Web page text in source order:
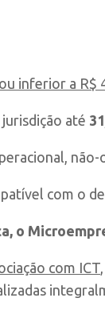
inferior a R$
até
com o
o
com ICT